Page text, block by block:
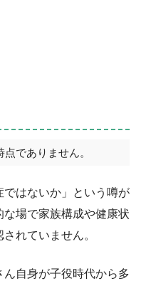
でありません。
はないか」という噂が
場で家族構成や健康状
れていません。
自身が子役時代から多